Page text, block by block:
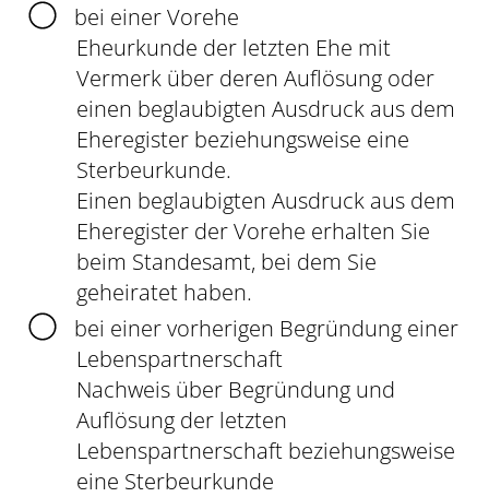
bei einer Vorehe
Eheurkunde der letzten Ehe mit
Vermerk über deren Auflösung oder
einen beglaubigten Ausdruck aus dem
Eheregister beziehungsweise eine
Sterbeurkunde.
Einen beglaubigten Ausdruck aus dem
Eheregister der Vorehe erhalten Sie
beim Standesamt, bei dem Sie
geheiratet haben.
bei einer vorherigen Begründung einer
Lebenspartnerschaft
Nachweis über Begründung und
Auflösung der letzten
Lebenspartnerschaft beziehungsweise
eine Sterbeurkunde